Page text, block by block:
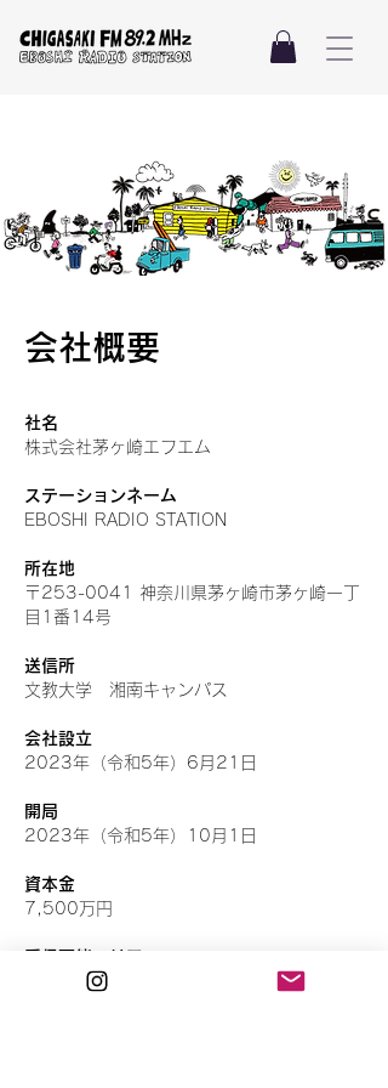
会社概要
社名
株式会社茅ヶ崎エフエム
ステーションネーム
EBOSHI RADIO STATION
所在地
〒253-0041 神奈川県茅ヶ崎市茅ヶ崎一丁
目1番14号
送信所
文教大学 湘南キャンパス
会社設立
2023年（令和5年）6月21日
開局
2023年（令和5年）10月1日
資本金
7,500万円
茅ヶ崎市・寒川町